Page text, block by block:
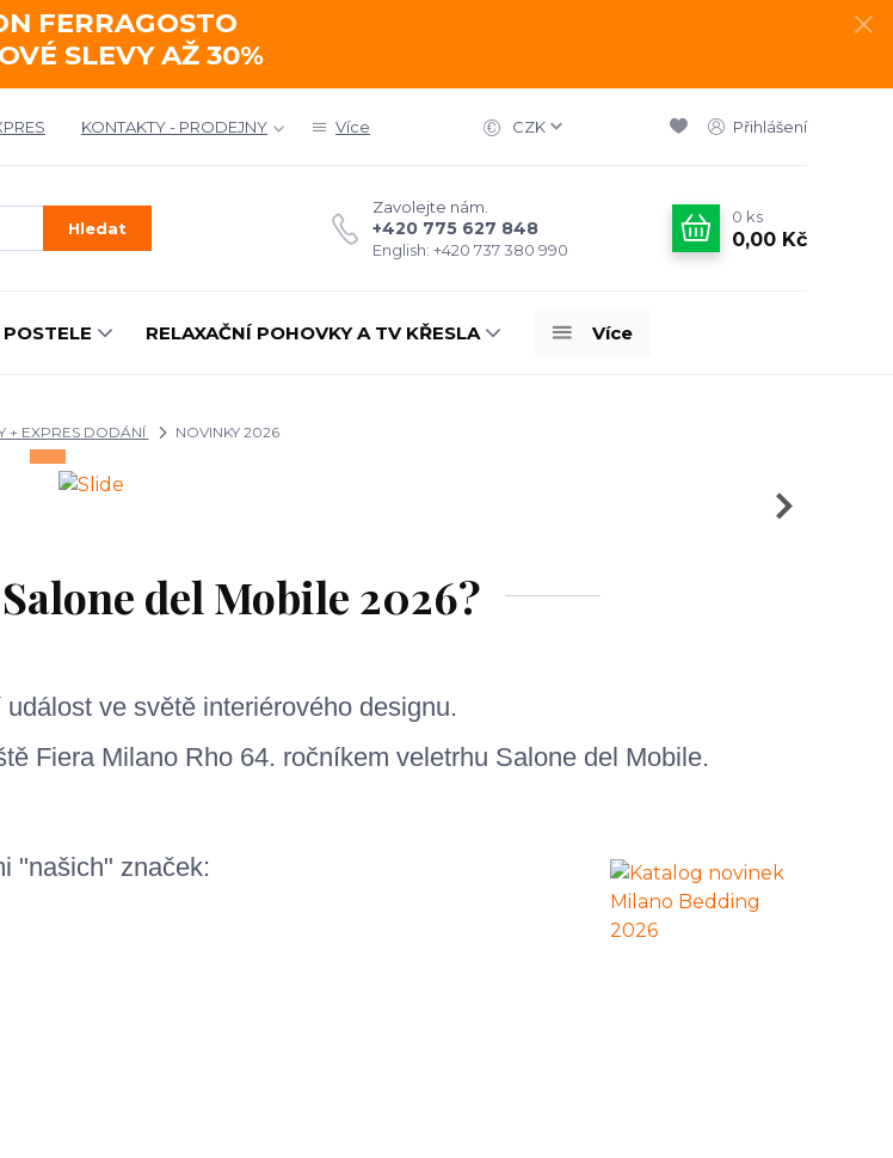
FERRAGOSTO
SLEVY AŽ 30%
KONTAKTY - PRODEJNY Více CZK Přihlášení
Hledat
Zavolejte nám.
+420 775 627 848
English: +420 737 380 990
0 ks
0,00 Kč
RELAXAČNÍ POHOVKY A TV KŘESLA Více
+ EXPRES DODÁNÍ NOVINKY 2026
del Mobile 2026?
ve světě interiérového designu.
Fiera Milano Rho 64. ročníkem veletrhu Salone del Mobile.
"našich" značek: